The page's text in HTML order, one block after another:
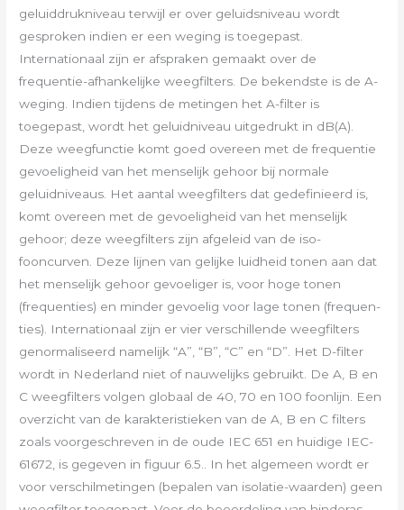
geluiddrukniveau terwijl er over geluidsniveau wordt
gesproken indien er een weging is toegepast.
Internationaal zijn er afspraken gemaakt over de
frequentie-afhankelijke weegfilters. De bekendste is de A-
wegin­g. Indien tijdens de metingen het A-filter is
toegepast, wordt het ge­luidniveau uitgedrukt in dB(A).
Deze weegfunc­tie komt goed overeen met de frequentie
gevoeligheid van het menselijk gehoor bij normale
geluidniveaus. Het aantal weegfilters dat gedefinieerd is,
komt overeen met de gevoeligheid van het mense­lijk
gehoor; deze weegfilters zijn afgeleid van de iso­
fooncurven. Deze lijnen van gelijke luidheid tonen aan dat
het menselijk gehoor gevoe­liger is, voor hoge tonen
(frequen­ties) en minder gevoelig voor lage tonen (frequen­
ties). Internationaal zijn er vier verschillende weegfilters
genorma­liseerd namelijk “A”, “B”, “C” en “D”. Het D-filter
wordt in Nederland niet of nauwelijks gebruikt. De A, B en
C weeg­fil­ters volgen globaal de 40, 70 en 100 foon­lijn. Een
over­zicht van de karak­teris­tieken van de A, B en C filters
zoals voorge­schreven in de oude IEC 651 en huidige IEC-
61672, is gegeven in figuur 6.5.. In het alge­meen wordt er
voor verschilmetingen (bepalen van isola­tie-waarden) geen